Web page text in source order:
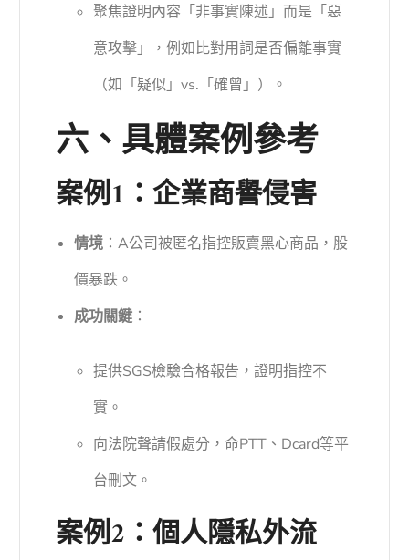
聚焦證明內容「非事實陳述」而是「惡
意攻擊」，例如比對用詞是否偏離事實
（如「疑似」vs.「確曾」）。
六、具體案例參考
案例1：企業商譽侵害
情境 ：A公司被匿名指控販賣黑心商品，股
價暴跌。
成功關鍵 ：
提供SGS檢驗合格報告，證明指控不
實。
向法院聲請假處分，命PTT、Dcard等平
台刪文。
案例2：個人隱私外流